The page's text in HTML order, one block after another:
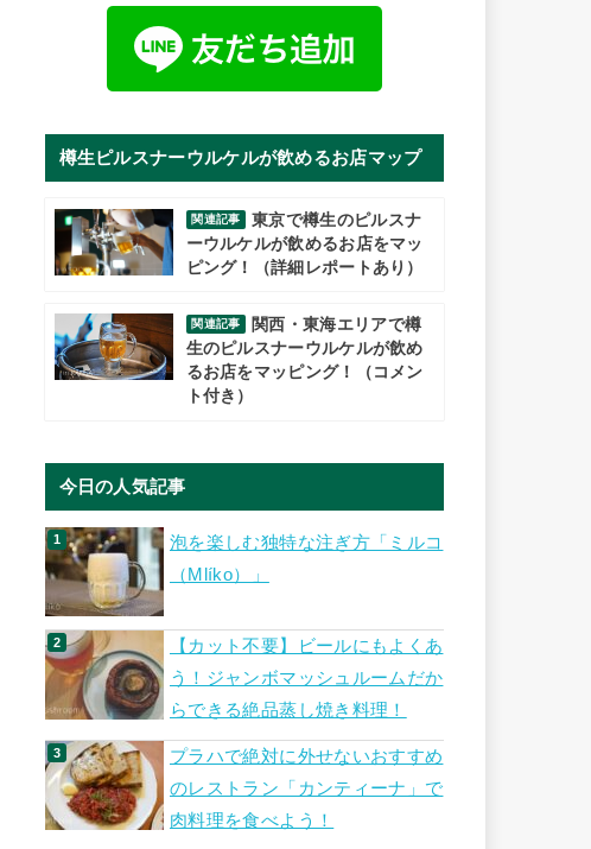
樽生ピルスナーウルケルが飲めるお店マップ
関連記事
東京で樽生のピルスナ
ーウルケルが飲めるお店をマッ
ピング！（詳細レポートあり）
関連記事
関西・東海エリアで樽
生のピルスナーウルケルが飲め
るお店をマッピング！（コメン
ト付き）
今日の人気記事
泡を楽しむ独特な注ぎ方「ミルコ
（Mlíko）」
【カット不要】ビールにもよくあ
う！ジャンボマッシュルームだか
らできる絶品蒸し焼き料理！
プラハで絶対に外せないおすすめ
のレストラン「カンティーナ」で
肉料理を食べよう！